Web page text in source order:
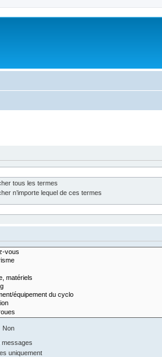
tous les termes
n’importe lequel de ces termes
Non
messages
uniquement